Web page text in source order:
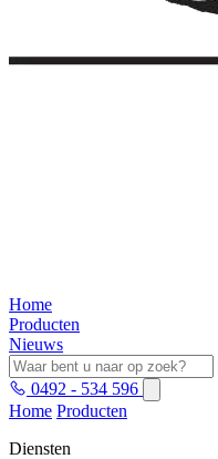
Home
Producten
Nieuws
0492 - 534 596
Home Producten
Diensten